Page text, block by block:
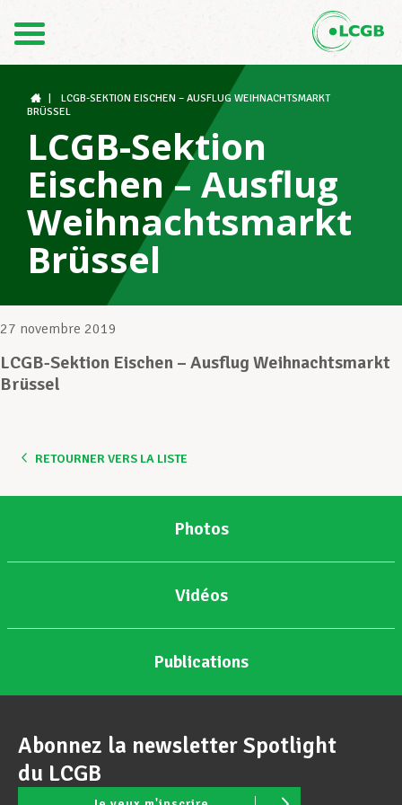
DE
Le LCGB
Structures syndicales
Assistance au Travail
Devenir Membre
LCGB-SEKTION EISCHEN – AUSFLUG WEIHNACHTSMARKT
BRÜSSEL
LCGB-Sektion
Eischen – Ausflug
Weihnachtsmarkt
Brüssel
27 novembre 2019
LCGB-Sektion Eischen – Ausflug Weihnachtsmarkt
Brüssel
RETOURNER VERS LA LISTE
Photos
Vidéos
Publications
Abonnez la newsletter Spotlight
du LCGB